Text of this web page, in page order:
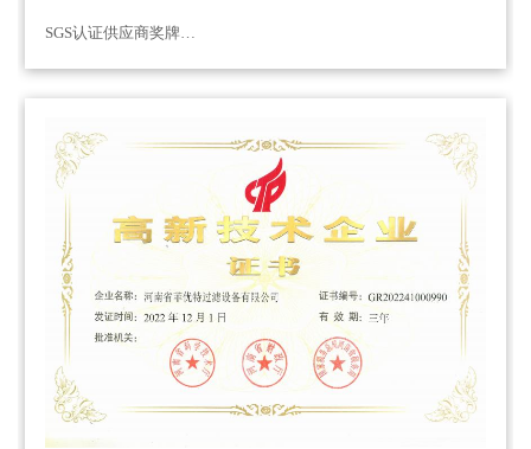
SGS认证供应商奖牌…